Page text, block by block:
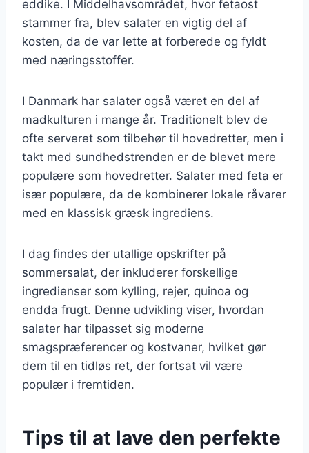
eddike. I Middelhavsområdet, hvor fetaost
stammer fra, blev salater en vigtig del af
kosten, da de var lette at forberede og fyldt
med næringsstoffer.
I Danmark har salater også været en del af
madkulturen i mange år. Traditionelt blev de
ofte serveret som tilbehør til hovedretter, men i
takt med sundhedstrenden er de blevet mere
populære som hovedretter. Salater med feta er
især populære, da de kombinerer lokale råvarer
med en klassisk græsk ingrediens.
I dag findes der utallige opskrifter på
sommersalat, der inkluderer forskellige
ingredienser som kylling, rejer, quinoa og
endda frugt. Denne udvikling viser, hvordan
salater har tilpasset sig moderne
smagspræferencer og kostvaner, hvilket gør
dem til en tidløs ret, der fortsat vil være
populær i fremtiden.
Tips til at lave den perfekte